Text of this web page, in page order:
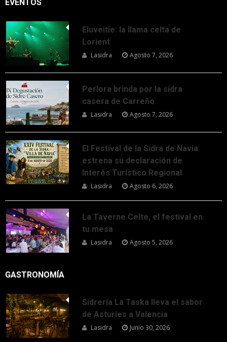
EVENTOS
Eluveitie: la llama celta de
Lorient
Lasidra Agosto 7, 2026
Perlora brinda por la sidra
casera de Carreño
Lasidra Agosto 7, 2026
El Festival de la Sidra de Navia
estrena su declaración de
Interés Turístico Regional
Lasidra Agosto 6, 2026
La Taverne Celte, el festival en
tu mesa
Lasidra Agosto 5, 2026
GASTRONOMÍA
Sidrería La Taska lleva el sabor
de Asturies a Valencia
Lasidra Junio 30, 2026